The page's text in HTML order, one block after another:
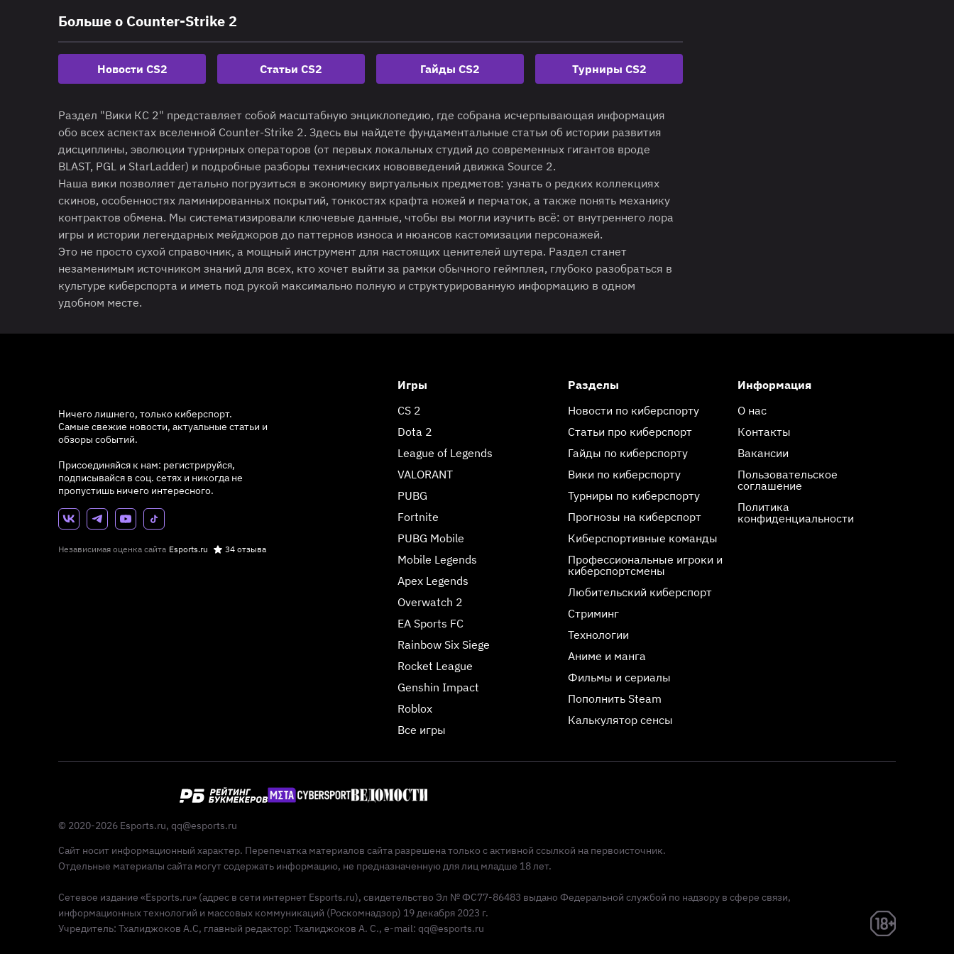
Больше о Counter-Strike 2
Новости CS2 Статьи CS2 Гайды CS2 Турниры CS2
Раздел "Вики КС 2" представляет собой масштабную энциклопедию, где собрана исчерпывающая информация
обо всех аспектах вселенной Counter-Strike 2. Здесь вы найдете фундаментальные статьи об истории развития
дисциплины, эволюции турнирных операторов (от первых локальных студий до современных гигантов вроде
BLAST, PGL и StarLadder) и подробные разборы технических нововведений движка Source 2.
Наша вики позволяет детально погрузиться в экономику виртуальных предметов: узнать о редких коллекциях
скинов, особенностях ламинированных покрытий, тонкостях крафта ножей и перчаток, а также понять механику
контрактов обмена. Мы систематизировали ключевые данные, чтобы вы могли изучить всё: от внутреннего лора
игры и истории легендарных мейджоров до паттернов износа и нюансов кастомизации персонажей.
Это не просто сухой справочник, а мощный инструмент для настоящих ценителей шутера. Раздел станет
незаменимым источником знаний для всех, кто хочет выйти за рамки обычного геймплея, глубоко разобраться в
культуре киберспорта и иметь под рукой максимально полную и структурированную информацию в одном
удобном месте.
Ничего лишнего, только киберспорт.
Самые свежие новости, актуальные статьи и
обзоры событий.
Присоединяйся к нам: регистрируйся,
подписывайся в соц. сетях и никогда не
пропустишь ничего интересного.
Независимая оценка сайта Esports.ru 34 отзыва
Игры
CS 2
Dota 2
League of Legends
VALORANT
PUBG
Fortnite
PUBG Mobile
Mobile Legends
Apex Legends
Overwatch 2
EA Sports FC
Rainbow Six Siege
Rocket League
Genshin Impact
Roblox
Все игры
Разделы
Новости по киберспорту
Статьи про киберспорт
Гайды по киберспорту
Вики по киберспорту
Турниры по киберспорту
Прогнозы на киберспорт
Киберспортивные команды
Профессиональные игроки и
киберспортсмены
Любительский киберспорт
Стриминг
Технологии
Аниме и манга
Фильмы и сериалы
Пополнить Steam
Калькулятор сенсы
Информация
О нас
Контакты
Вакансии
Пользовательское
соглашение
Политика
конфиденциальности
© 2020-2026 Esports.ru, qq@esports.ru
Сайт носит информационный характер. Перепечатка материалов сайта разрешена только с активной ссылкой на первоисточник.
Отдельные материалы сайта могут содержать информацию, не предназначенную для лиц младше 18 лет.
Сетевое издание «Esports.ru» (адрес в сети интернет Esports.ru), свидетельство Эл № ФС77-86483 выдано Федеральной службой по надзору в сфере связи,
информационных технологий и массовых коммуникаций (Роскомнадзор) 19 декабря 2023 г.
Учредитель: Тхалиджоков А.С, главный редактор: Тхалиджоков А. С., e-mail: qq@esports.ru